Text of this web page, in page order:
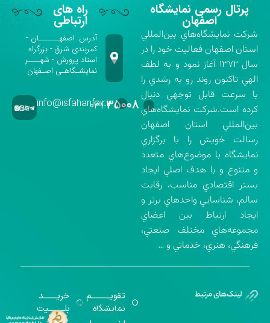
پرتال رسمی نمایشگاه
اصفهان
شركت نمايشگاه‌هاي بين‌المللي
استان اصفهان فعاليت خود را در
سال ۱۳۷۲ آغاز نمود و به لطف
الهي تاكنون روند رو به رشدي را
با سرعت قابل توجهي دنبال
كرده است.شركت نمايشگاه‌هاي
بين‌المللي استان اصفهان
رسالت خويش را با برگزاري
نمايشگاه با موضوع‌هاي متعدد
و متنوع و با هدف اصلي ايجاد
بستر اقتصادي مناسب، رقابت
سالم، شناسايي واحدهاي برتر و
ايجاد ارتباط بين اعضاي
مجموعه‌هاي مختلف صنعتي،
فرهنگي، هنري، خدماتي و …
راه های
ارتباطی
آدرس: اصفهـــــــان -
کمربندی شرق - بزرگراه
استاد پرورش - شهــــر
نمایشـگاهـی اصـفهان
۰۳۱-۳۵۰۰۸info@isfahanfair.ir
تقویــــــــــم
نمایشگاه
خریـــــــد
بلـــــــــیت گواهینامه‌های
اخذ شده